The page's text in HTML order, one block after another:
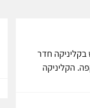
בקליניקה חדר
הקליניקה